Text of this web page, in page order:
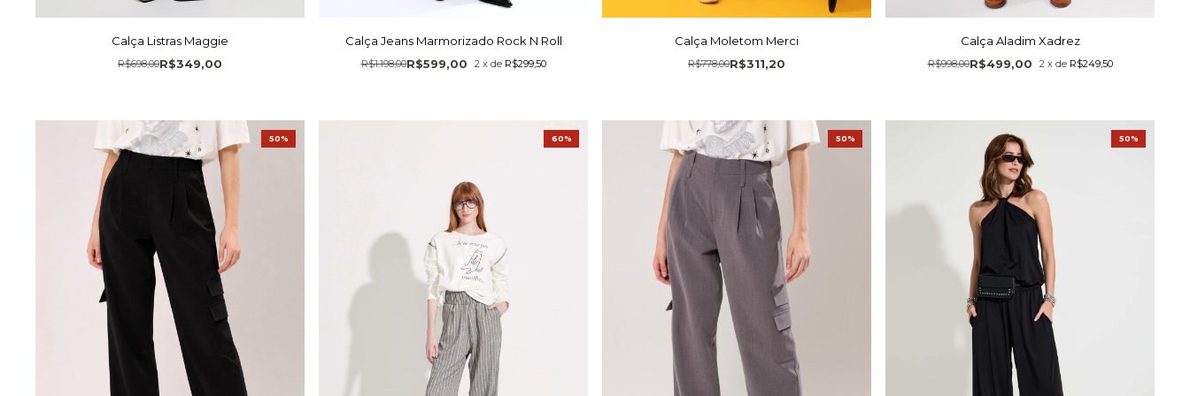
Calça Listras Maggie
R$349,00
R$698,00
Calça Jeans Marmorizado Rock N Roll
R$599,00
R$1.198,00 2 x de R$299,50
Calça Moletom Merci
R$311,20
R$778,00
Calça Aladim Xadrez
R$499,00
R$998,00 2 x de R$249,50
50% 60% 50% 50%